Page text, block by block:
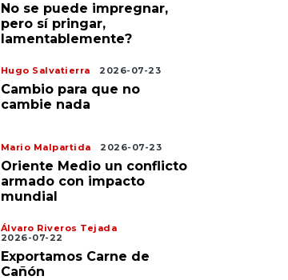
No se puede impregnar,
pero sí pringar,
lamentablemente?
Hugo Salvatierra 2026-07-23
Cambio para que no
cambie nada
Mario Malpartida 2026-07-23
Oriente Medio un conflicto
armado con impacto
mundial
Álvaro Riveros Tejada
2026-07-22
Exportamos Carne de
Cañón